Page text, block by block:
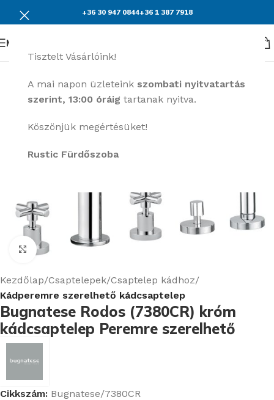
Tisztelt Vásárlóink!
A mai napon üzleteink szombati nyitvatartás
szerint, 13:00 óráig tartanak nyitva.
Köszönjük megértésüket!
Rustic Fürdőszoba
+36 30 947 0844+36 1 387 7918
Menü
Nagyításhoz kattints ide
Kezdőlap Csaptelepek Csaptelep kádhoz
Kádperemre szerelhető kádcsaptelep
Bugnatese Rodos (7380CR) króm
kádcsaptelep Peremre szerelhető
Cikkszám: Bugnatese/7380CR